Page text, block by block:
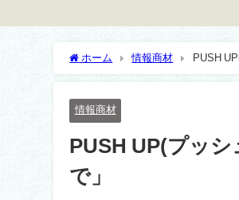
ホーム 情報商材 PUSH
情報商材
PUSH UP(プッ
で」